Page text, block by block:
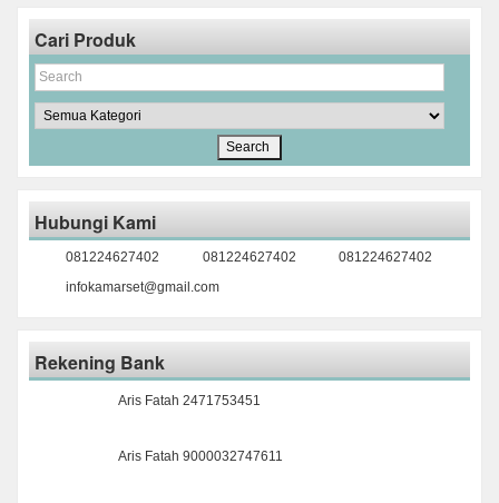
Cari Produk
Hubungi Kami
081224627402 081224627402
081224627402
infokamarset@gmail.com
Rekening Bank
Aris Fatah 2471753451
Aris Fatah 9000032747611